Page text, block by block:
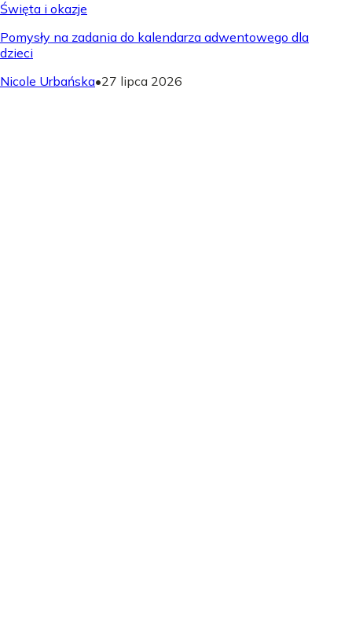
Święta i okazje
Pomysły na zadania do kalendarza adwentowego dla
dzieci
Nicole Urbańska•27 lipca 2026